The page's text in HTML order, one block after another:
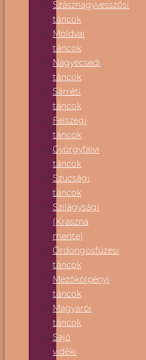
Szásznagyvesszősi
táncok
Moldvai
táncok
Nagyecsedi
táncok
Sárréti
táncok
Felszegi
táncok
Györgyfalvi
táncok
Szucsági
táncok
Szilágysági
(Kraszna
mente)
Ördöngösfüzesi
táncok
Mezökölpényi
táncok
Magyarói
táncok
Sajó
vidéki